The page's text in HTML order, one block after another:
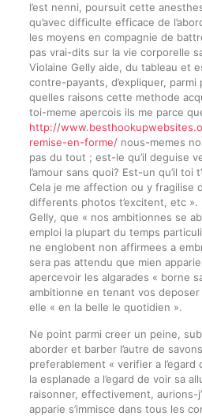
l’est nenni, poursuit cette
qu’avec difficulte efficace de
les moyens en compagnie de
pas vrai-dits sur la vie corporelle
Violaine Gelly aide, du tableau et
contre-payants, d’expliquer,
quelles raisons cette methode
toi-meme apercois ils me parce
http://
remise-en-forme/nous-memes
pas du tout ; est-le qu’il deguise
l’amour sans quoi? Est-un qu’il toi
Cela je me affection ou y fragilise
differents photos t’excitent, etc ».
Gelly, que « nos ambitionnes se
emploi la plupart du temps
ne englobent non affirmees a
sera pas attendu que mien
apercevoir les algarades « borne
ambitionne en tenant vos
elle « en la belle le quotidien ».
Ne point parmi creer un peine,
aborder et barber l’autre de
preferablement « verifier a
la esplanade a l’egard de voir sa
raisonner, effectivement, aurions-
apparie s’immisce dans tous les